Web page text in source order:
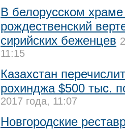
В белорусском
рождественский
сирийских беженцев
11:15
Казахстан
рохинджа $500 тыс.
2017 года, 11:07
Новгородские